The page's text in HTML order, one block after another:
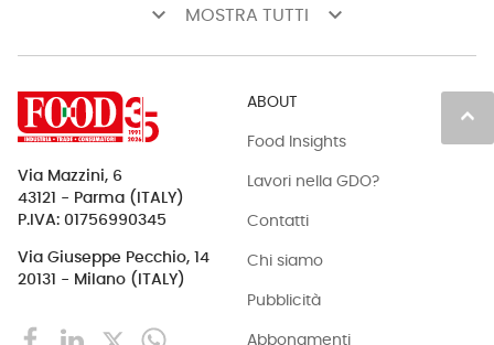
keyboard_arrow_down MOSTRA TUTTI keyboard_arrow_down
keyboard_arrow_up
Via Mazzini, 6
43121 - Parma (ITALY)
P.IVA: 01756990345
Via Giuseppe Pecchio, 14
20131 - Milano (ITALY)
ABOUT
Food Insights
Lavori nella GDO?
Contatti
Chi siamo
Pubblicità
Abbonamenti